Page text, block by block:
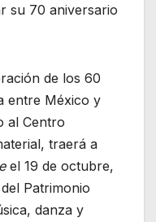
su 70 aniversario
de los 60
entre México y
al Centro
traerá a
el 19 de octubre,
Patrimonio
danza y